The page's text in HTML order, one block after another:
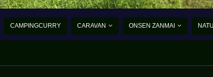
CAMPINGCURRY CARAVAN ONSEN ZANMAI